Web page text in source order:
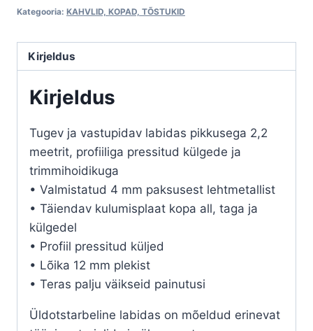
m,
kogus
Kategooria: KAHVLID, KOPAD, TÕSTUKID
Kirjeldus
Kirjeldus
Tugev ja vastupidav labidas pikkusega 2,2
meetrit, profiiliga pressitud külgede ja
trimmihoidikuga
• Valmistatud 4 mm paksusest lehtmetallist
• Täiendav kulumisplaat kopa all, taga ja
külgedel
• Profiil pressitud küljed
• Lõika 12 mm plekist
• Teras palju väikseid painutusi
Üldotstarbeline labidas on mõeldud erinevat